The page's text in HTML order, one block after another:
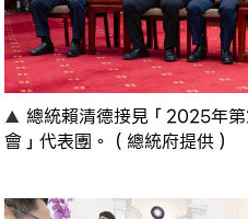
總統賴清德接見「2025年
會」代表團。（總統府提供）